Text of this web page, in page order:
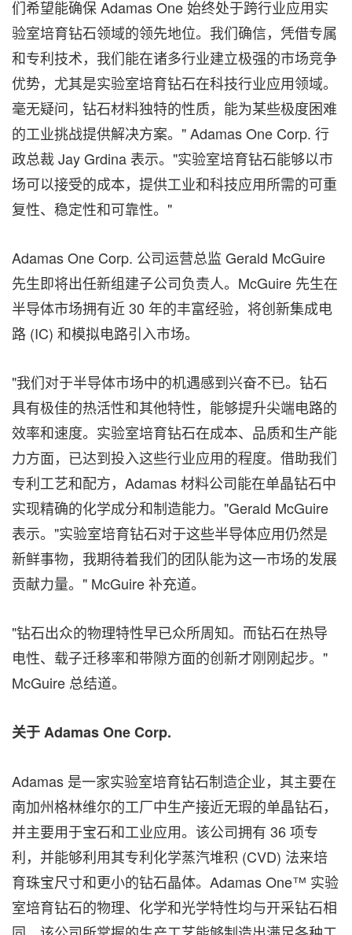
们希望能确保 Adamas One 始终处于跨行业应用实
验室培育钻石领域的领先地位。我们确信，凭借专属
和专利技术，我们能在诸多行业建立极强的市场竞争
优势，尤其是实验室培育钻石在科技行业应用领域。
毫无疑问，钻石材料独特的性质，能为某些极度困难
的工业挑战提供解决方案。" Adamas One Corp. 行
政总裁 Jay Grdina 表示。"实验室培育钻石能够以市
场可以接受的成本，提供工业和科技应用所需的可重
复性、稳定性和可靠性。"
Adamas One Corp. 公司运营总监 Gerald McGuire
先生即将出任新组建子公司负责人。McGuire 先生在
半导体市场拥有近 30 年的丰富经验，将创新集成电
路 (IC) 和模拟电路引入市场。
"我们对于半导体市场中的机遇感到兴奋不已。钻石
具有极佳的热活性和其他特性，能够提升尖端电路的
效率和速度。实验室培育钻石在成本、品质和生产能
力方面，已达到投入这些行业应用的程度。借助我们
专利工艺和配方，Adamas 材料公司能在单晶钻石中
实现精确的化学成分和制造能力。"Gerald McGuire
表示。"实验室培育钻石对于这些半导体应用仍然是
新鲜事物，我期待着我们的团队能为这一市场的发展
贡献力量。" McGuire 补充道。
"钻石出众的物理特性早已众所周知。而钻石在热导
电性、载子迁移率和带隙方面的创新才刚刚起步。"
McGuire 总结道。
关于Adamas One Corp.
Adamas 是一家实验室培育钻石制造企业，其主要在
南加州格林维尔的工厂中生产接近无瑕的单晶钻石，
并主要用于宝石和工业应用。该公司拥有 36 项专
利，并能够利用其专利化学蒸汽堆积 (CVD) 法来培
育珠宝尺寸和更小的钻石晶体。Adamas One™ 实验
室培育钻石的物理、化学和光学特性均与开采钻石相